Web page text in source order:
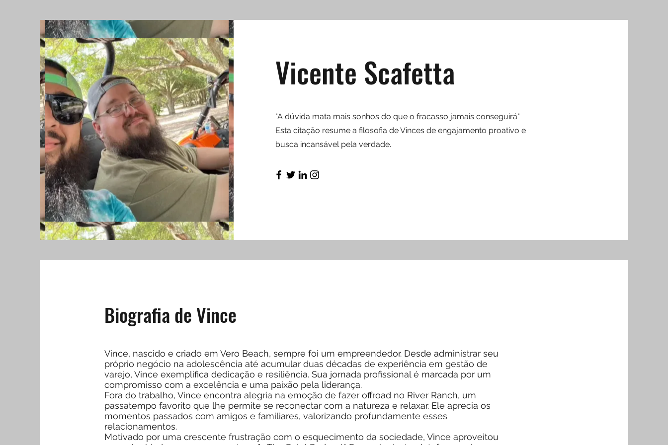
Vicente Scafetta
"A dúvida mata mais sonhos do que o fracasso jamais conseguirá"
Esta citação resume a filosofia de Vinces de engajamento proativo e
busca incansável pela verdade.
Biografia de Vince
Vince, nascido e criado em Vero Beach, sempre foi um empreendedor. Desde administrar seu
próprio negócio na adolescência até acumular duas décadas de experiência em gestão de
varejo, Vince exemplifica dedicação e resiliência. Sua jornada profissional é marcada por um
compromisso com a excelência e uma paixão pela liderança.
Fora do trabalho, Vince encontra alegria na emoção de fazer offroad no River Ranch, um
passatempo favorito que lhe permite se reconectar com a natureza e relaxar. Ele aprecia os
momentos passados com amigos e familiares, valorizando profundamente esses
relacionamentos.
Motivado por uma crescente frustração com o esquecimento da sociedade, Vince aproveitou